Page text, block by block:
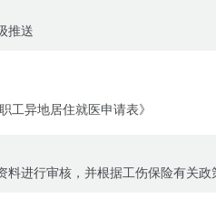
推送
工异地居住就医申请表》
料进行审核，并根据工伤保险有关